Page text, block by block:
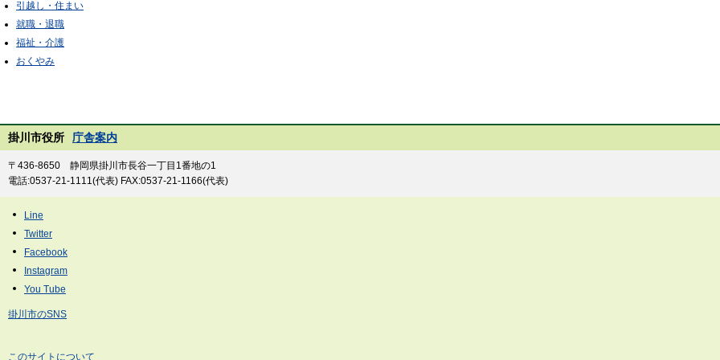
引越し・住まい
就職・退職
福祉・介護
おくやみ
掛川市役所 庁舎案内
〒436-8650 静岡県掛川市長谷一丁目1番地の1
電話:0537-21-1111(代表) FAX:0537-21-1166(代表)
掛川市のSNS
このサイトについて